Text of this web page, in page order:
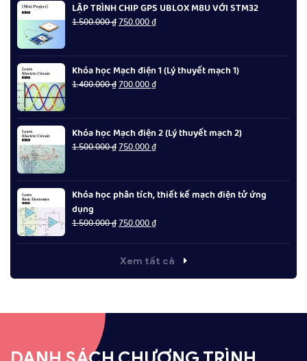
LẬP TRÌNH CHIP GPS UBLOX M8U VỚI STM32
1.500.000₫Giá
1.500.000 ₫.
750.000₫Giá
là:
750.000 ₫.
Khóa học Mạch điện 1 (Lý thuyết mạch 1)
1.400.000₫Giá
1.400.000 ₫.
700.000₫Giá
là:
700.000 ₫.
Khóa học Mạch điện 2 (Lý thuyết mạch 2)
1.500.000₫Giá
1.500.000 ₫.
750.000₫Giá
là:
750.000 ₫.
Khóa học phân tích, thiết kế mạch điện tử ứng
dụng
1.500.000₫Giá
là:
1.500.000 ₫.
750.000₫Giá
tại
là:
Xem tất cả